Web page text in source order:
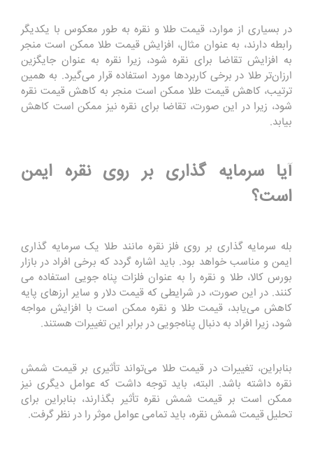
در بسیاری از موارد، قیمت طلا و نقره به طور معکوس با یکدیگر
رابطه دارند، به عنوان مثال، افزایش قیمت طلا ممکن است منجر
به افزایش تقاضا برای نقره شود، زیرا نقره به عنوان جایگزین
ارزان‌تر طلا در برخی کاربردها مورد استفاده قرار می‌گیرد. به همین
ترتیب، کاهش قیمت طلا ممکن است منجر به کاهش قیمت نقره
شود، زیرا در این صورت، تقاضا برای نقره نیز ممکن است کاهش
بیابد.
آیا سرمایه گذاری بر روی نقره ایمن
است؟
بله سرمایه گذاری بر روی فلز نقره مانند طلا یک سرمایه گذاری
ایمن و مناسب خواهد بود. باید اشاره گردد که برخی افراد در بازار
بورس کالا، طلا و نقره را به عنوان فلزات پناه ‌جویی استفاده می
‌کنند. در این صورت، در شرایطی که قیمت دلار و سایر ارزهای پایه
کاهش می‌یابد، قیمت طلا و نقره ممکن است با افزایش مواجه
شود، زیرا افراد به دنبال پناه‌جویی در برابر این تغییرات هستند.
بنابراین، تغییرات در قیمت طلا می‌تواند تأثیری بر قیمت شمش
نقره داشته باشد. البته، باید توجه داشت که عوامل دیگری نیز
ممکن است بر قیمت شمش نقره تأثیر بگذارند، بنابراین برای
تحلیل قیمت شمش نقره، باید تمامی عوامل موثر را در نظر گرفت.